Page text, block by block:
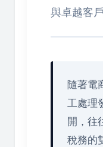
與卓越客
隨著電
工處理
開，往
稅務的